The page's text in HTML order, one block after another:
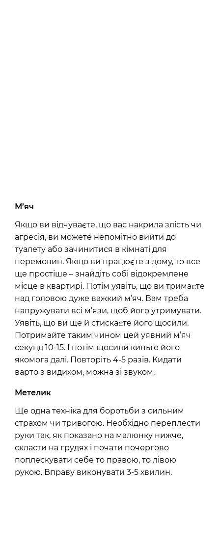
М’яч
Якщо ви відчуваєте, що вас накрила злість чи
агресія, ви можете непомітно вийти до
туалету або зачинитися в кімнаті для
перемовин. Якщо ви працюєте з дому, то все
ще простіше – знайдіть собі відокремлене
місце в квартирі. Потім уявіть, що ви тримаєте
над головою дуже важкий м’яч. Вам треба
напружувати всі м’язи, щоб його утримувати.
Уявіть, що ви ще й стискаєте його щосили.
Потримайте таким чином цей уявний м’яч
секунд 10-15. І потім щосили киньте його
якомога далі. Повторіть 4-5 разів. Кидати
варто з видихом, можна зі звуком.
Метелик
Ще одна техніка для боротьби з сильним
страхом чи тривогою. Необхідно переплести
руки так, як показано на малюнку нижче,
скласти на грудях і почати почергово
поплескувати себе то правою, то лівою
рукою. Вправу виконувати 3-5 хвилин.